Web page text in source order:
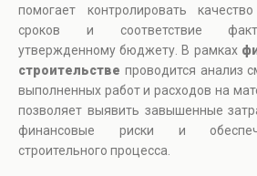
помогает контролировать
сроков и соответствие
утвержденному бюджету. В рамках
строительстве проводится анализ
выполненных работ и расходов на
позволяет выявить завышенные
финансовые риски и
строительного процесса.